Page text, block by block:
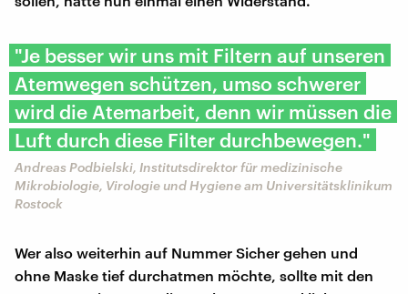
"Je besser wir uns mit Filtern auf unseren
Atemwegen schützen, umso schwerer
wird die Atemarbeit, denn wir müssen die
Luft durch diese Filter durchbewegen."
Andreas Podbielski, Institutsdirektor für medizinische
Mikrobiologie, Virologie und Hygiene am Universitätsklinikum
Rostock
Wer also weiterhin auf Nummer Sicher gehen und
ohne Maske tief durchatmen möchte, sollte mit den